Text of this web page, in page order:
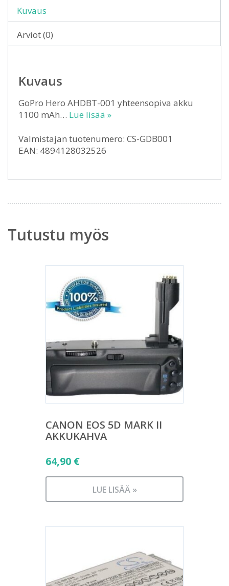
Kuvaus
Arviot (0)
Kuvaus
GoPro Hero AHDBT-001 yhteensopiva akku
1100 mAh… Lue lisää »
Valmistajan tuotenumero: CS-GDB001
EAN: 4894128032526
Tutustu myös
CANON EOS 5D MARK II
AKKUKAHVA
64,90 €
LUE LISÄÄ »